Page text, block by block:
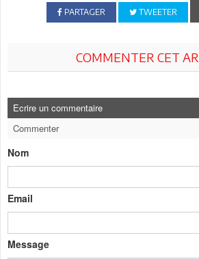
PARTAGER TWEETER
COMMENTER CET
Ecrire un commentaire
Commenter
Nom
Email
Message